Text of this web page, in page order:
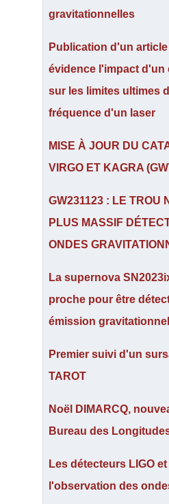
gravitationnelles
Publication d'un
évidence l'impact d'un
sur les limites ultimes
fréquence d'un laser
MISE À JOUR DU
VIRGO ET KAGRA
GW231123 : LE TROU
PLUS MASSIF
ONDES
La supernova
proche pour être
émission
Premier suivi d'un
TAROT
Noël DIMARCQ,
Bureau des
Les détecteurs LIGO
l'observation des